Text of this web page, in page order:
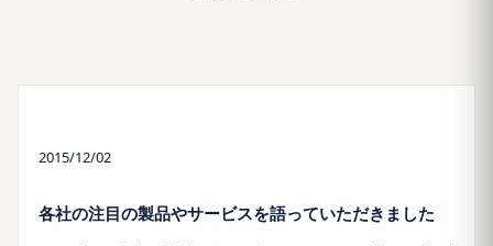
2015/12/02
各社の注目の製品やサービスを語っていただきました